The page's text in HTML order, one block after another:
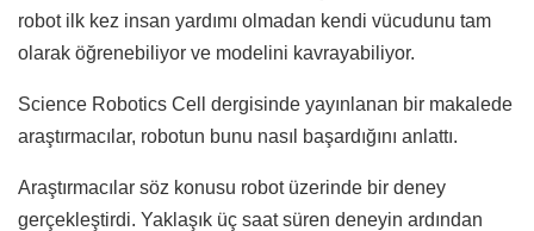
robot ilk kez insan yardımı olmadan kendi vücudunu tam
olarak öğrenebiliyor ve modelini kavrayabiliyor.
Science Robotics Cell dergisinde yayınlanan bir makalede
araştırmacılar, robotun bunu nasıl başardığını anlattı.
Araştırmacılar söz konusu robot üzerinde bir deney
gerçekleştirdi. Yaklaşık üç saat süren deneyin ardından